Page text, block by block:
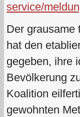
service/
Der grausame
hat den
gegeben, ihre
Bevölkerung
Koalition
gewohnten